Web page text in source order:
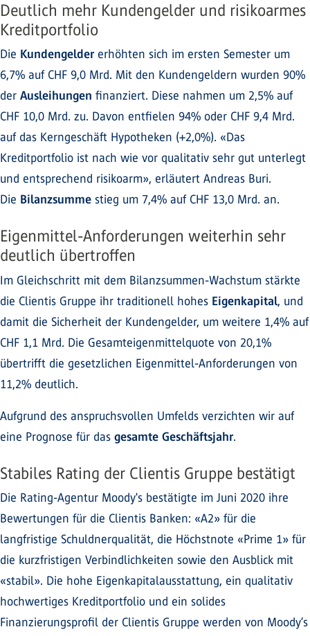
Deutlich mehr Kundengelder und risikoarmes
Kreditportfolio
Die Kundengeldererhöhten sich im ersten Semester um
6,7% auf CHF 9,0 Mrd. Mit den Kundengeldern wurden 90%
der Ausleihungen finanziert. Diese nahmen um 2,5% auf
CHF 10,0 Mrd. zu. Davon entfielen 94% oder CHF 9,4 Mrd.
auf das Kerngeschäft Hypotheken (+2,0%). «Das
Kreditportfolio ist nach wie vor qualitativ sehr gut unterlegt
und entsprechend risikoarm», erläutert Andreas Buri.
Die Bilanzsumme stieg um 7,4% auf CHF 13,0 Mrd. an.
Eigenmittel-Anforderungen weiterhin sehr
deutlich übertroffen
Im Gleichschritt mit dem Bilanzsummen-Wachstum stärkte
die Clientis Gruppe ihr traditionell hohes Eigenkapital, und
damit die Sicherheit der Kundengelder, um weitere 1,4% auf
CHF 1,1 Mrd. Die Gesamteigenmittelquote von 20,1%
übertrifft die gesetzlichen Eigenmittel-Anforderungen von
11,2% deutlich.
Aufgrund des anspruchsvollen Umfelds verzichten wir auf
eine Prognose für das gesamte Geschäftsjahr.
Stabiles Rating der Clientis Gruppe bestätigt
Die Rating-Agentur Moody's bestätigte im Juni 2020 ihre
Bewertungen für die Clientis Banken: «A2» für die
langfristige Schuldnerqualität, die Höchstnote «Prime 1» für
die kurzfristigen Verbindlichkeiten sowie den Ausblick mit
«stabil». Die hohe Eigenkapitalausstattung, ein qualitativ
hochwertiges Kreditportfolio und ein solides
Finanzierungsprofil der Clientis Gruppe werden von Moody’s